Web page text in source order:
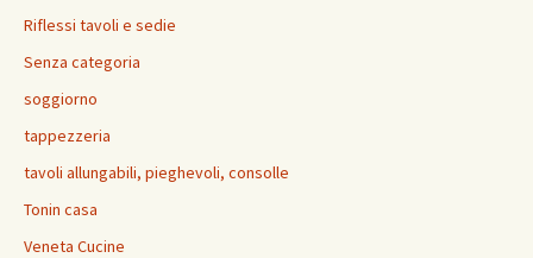
Riflessi tavoli e sedie
Senza categoria
soggiorno
tappezzeria
tavoli allungabili, pieghevoli, consolle
Tonin casa
Veneta Cucine